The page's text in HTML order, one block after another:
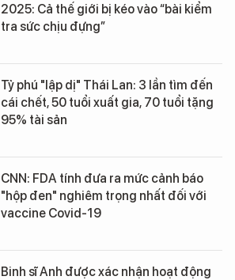
2025: Cả thế giới bị kéo vào “bài kiểm
tra sức chịu đựng”
Tỷ phú "lập dị" Thái Lan: 3 lần tìm đến
cái chết, 50 tuổi xuất gia, 70 tuổi tặng
95% tài sản
CNN: FDA tính đưa ra mức cảnh báo
"hộp đen" nghiêm trọng nhất đối với
vaccine Covid-19
Binh sĩ Anh được xác nhận hoạt động